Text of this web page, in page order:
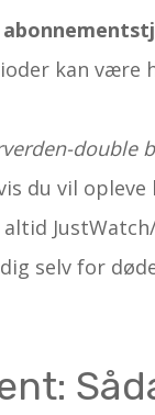
kan
double
du vil
selv for